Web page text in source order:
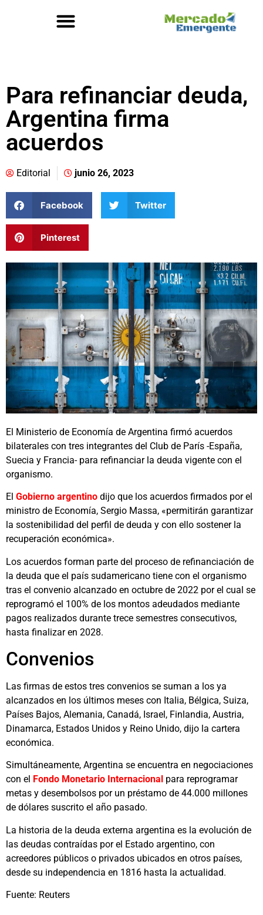
Para refinanciar deuda,
Argentina firma
acuerdos
Editorial junio 26, 2023
Facebook Twitter
Pinterest
El Ministerio de Economía de Argentina firmó acuerdos
bilaterales con tres integrantes del Club de París -España,
Suecia y Francia- para refinanciar la deuda vigente con el
organismo.
El Gobierno argentino dijo que los acuerdos firmados por el
ministro de Economía, Sergio Massa, «permitirán garantizar
la sostenibilidad del perfil de deuda y con ello sostener la
recuperación económica».
Los acuerdos forman parte del proceso de refinanciación de
la deuda que el país sudamericano tiene con el organismo
tras el convenio alcanzado en octubre de 2022 por el cual se
reprogramó el 100% de los montos adeudados mediante
pagos realizados durante trece semestres consecutivos,
hasta finalizar en 2028.
Convenios
Las firmas de estos tres convenios se suman a los ya
alcanzados en los últimos meses con Italia, Bélgica, Suiza,
Países Bajos, Alemania, Canadá, Israel, Finlandia, Austria,
Dinamarca, Estados Unidos y Reino Unido, dijo la cartera
económica.
Simultáneamente, Argentina se encuentra en negociaciones
con el Fondo Monetario Internacional para reprogramar
metas y desembolsos por un préstamo de 44.000 millones
de dólares suscrito el año pasado.
La historia de la deuda externa argentina es la evolución de
las deudas contraídas por el Estado argentino, con
acreedores públicos o privados ubicados en otros países,
desde su independencia en 1816 hasta la actualidad.
Fuente: Reuters